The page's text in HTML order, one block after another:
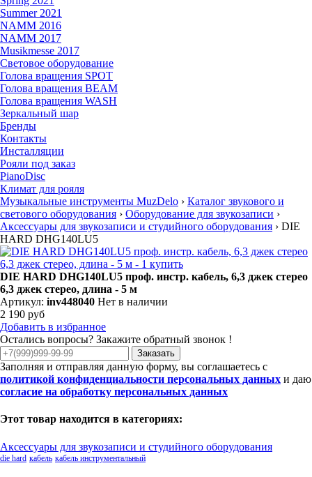
Summer 2021
NAMM 2016
NAMM 2017
Musikmesse 2017
Световое оборудование
Голова вращения SPOT
Голова вращения BEAM
Голова вращения WASH
Зеркальный шар
Бренды
Контакты
Инсталляции
Рояли под заказ
PianoDisc
Климат для рояля
Музыкальные инструменты MuzDelo › Каталог звукового и
светового оборудования › Оборудование для звукозаписи ›
Аксессуары для звукозаписи и студийного оборудования › DIE
HARD DHG140LU5
DIE HARD DHG140LU5 проф. инстр. кабель, 6,3 джек стерео
6,3 джек стерео, длина - 5 м
Артикул: inv448040 Нет в наличии
2 190 руб
Добавить в избранное
Остались вопросы? Закажите обратный звонок !
Заказать
Заполняя и отправляя данную форму, вы соглашаетесь с
политикой конфиденциальности персональных данных и даю
согласие на обработку персональных данных
Этот товар находится в категориях:
Аксессуары для звукозаписи и студийного оборудования
die hard кабель кабель инструментальный